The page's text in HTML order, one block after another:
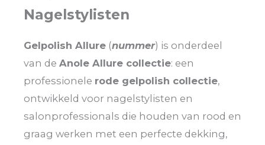
Nagelstylisten
Gelpolish Allure (nummer) is onderdeel
van de Anole Allure collectie: een
professionele rode gelpolish collectie,
ontwikkeld voor nagelstylisten en
salonprofessionals die houden van rood en
graag werken met een perfecte dekking,